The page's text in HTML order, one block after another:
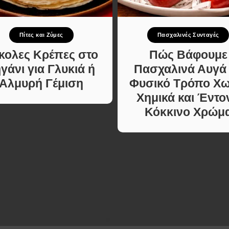
Κυρίως πιάτο
Κρέας
Ζυμαρικά
Σαλάτες
Σνακ
Σούπες και Φαγητά
Φαγητά
Πίτες και Ζύμες
Κρέπες στο
για Γλυκιά ή
Αλμυρή Γέμιση
Πασχαλινές Συνταγές
Πώς Βάφουμε
Πασχαλινά Αυγά
Φυσικό Τρόπο
Χημικά και
Κόκκινο